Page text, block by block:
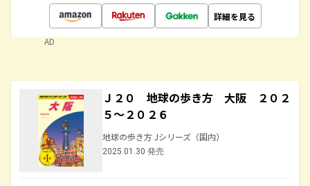
詳細を見る
AD
Ｊ２０ 地球の歩き方 大阪 ２０２
５～２０２６
地球の歩き方 Jシリーズ（国内）
2025.01.30 発売